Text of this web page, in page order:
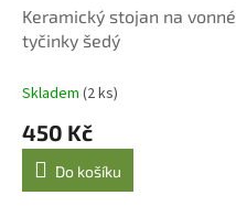
Keramický stojan na vonné
tyčinky šedý
Skladem (2 ks)
450 Kč
Do košíku